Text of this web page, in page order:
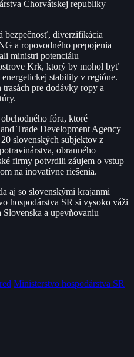
Chorvátskej republiky
bezpečnosť, diverzifikácia
a ropovodného prepojenia
ministri potenciálu
Krk, ktorý by mohol byť
stability v regióne.
pre dodávky ropy a
fóra, ktoré
Trade Development Agency
slovenských subjektov z
obranného
firmy potvrdili záujem o vstup
na inovatívne riešenia.
aj so slovenskými krajanmi
hospodárstva SR si vysoko váži
a upevňovaniu
Ministerstvo hospodárstva SR